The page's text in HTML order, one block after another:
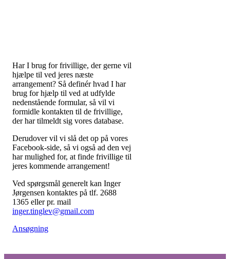
Har I brug for frivillige, der gerne vil
hjælpe til ved jeres næste
arrangement? Så definér hvad I har
brug for hjælp til ved at udfylde
nedenstående formular, så vil vi
formidle kontakten til de frivillige,
der har tilmeldt sig vores database.
Derudover vil vi slå det op på vores
Facebook-side, så vi også ad den vej
har mulighed for, at finde frivillige til
jeres kommende arrangement!
Ved spørgsmål generelt kan Inger
Jørgensen kontaktes på tlf. 2688
1365 eller pr. mail
inger.tinglev@gmail.com
Ansøgning